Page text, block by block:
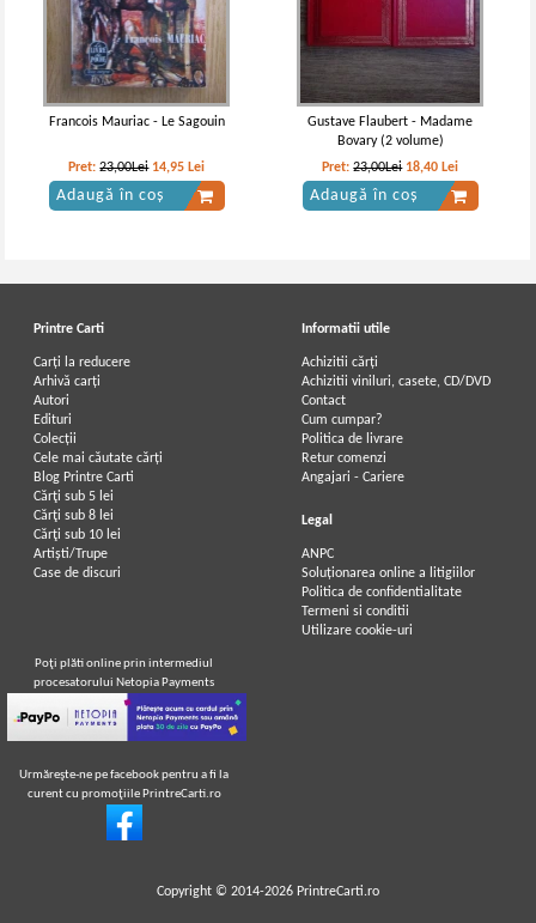
Francois Mauriac - Le Sagouin
Pret:23,00Lei 14,95 Lei
Adaugă în coș
Gustave Flaubert - Madame
Bovary (2 volume)
Pret:23,00Lei 18,40 Lei
Adaugă în coș
Printre Carti
Carți la reducere
Arhivă carți
Autori
Edituri
Colecții
Cele mai căutate cărți
Blog Printre Carti
Cărţi sub 5 lei
Cărţi sub 8 lei
Cărţi sub 10 lei
Artiști/Trupe
Case de discuri
Informatii utile
Achizitii cărți
Achizitii viniluri, casete, CD/DVD
Contact
Cum cumpar?
Politica de livrare
Retur comenzi
Angajari - Cariere
Legal
ANPC
Soluționarea online a litigiilor
Politica de confidentialitate
Termeni si conditii
Utilizare cookie-uri
Poţi plăti online prin intermediul
procesatorului Netopia Payments
Urmăreşte-ne pe facebook pentru a fi la
curent cu promoţiile PrintreCarti.ro
Copyright © 2014-2026 PrintreCarti.ro